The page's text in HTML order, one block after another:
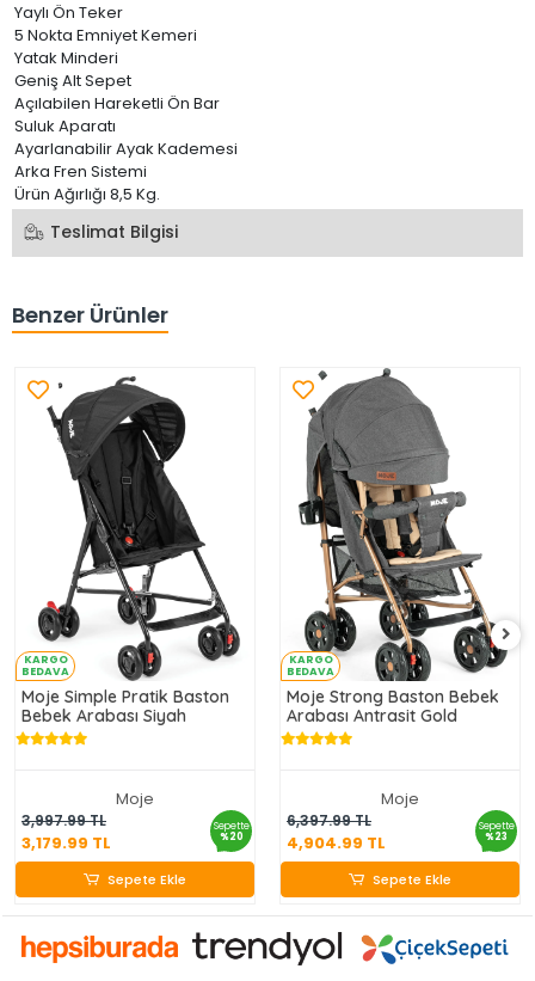
Yaylı Ön Teker
5 Nokta Emniyet Kemeri
Yatak Minderi
Geniş Alt Sepet
Açılabilen Hareketli Ön Bar
Suluk Aparatı
Ayarlanabilir Ayak Kademesi
Arka Fren Sistemi
Ürün Ağırlığı 8,5 Kg.
Teslimat Bilgisi
Benzer Ürünler
KARGO
BEDAVA
Moje Simple Pratik Baston
Bebek Arabası Siyah
Moje
3,997.99 TL
3,179.99 TL
Sepette
%20
3,179.99 TL
Sepete Ekle
Sepete Ekle
KARGO
BEDAVA
Moje Strong Baston Bebek
Arabası Antrasit Gold
Moje
6,397.99 TL
4,904.99 TL
Sepette
%23
4,904.99 TL
Sepete Ekle
Sepete Ekle